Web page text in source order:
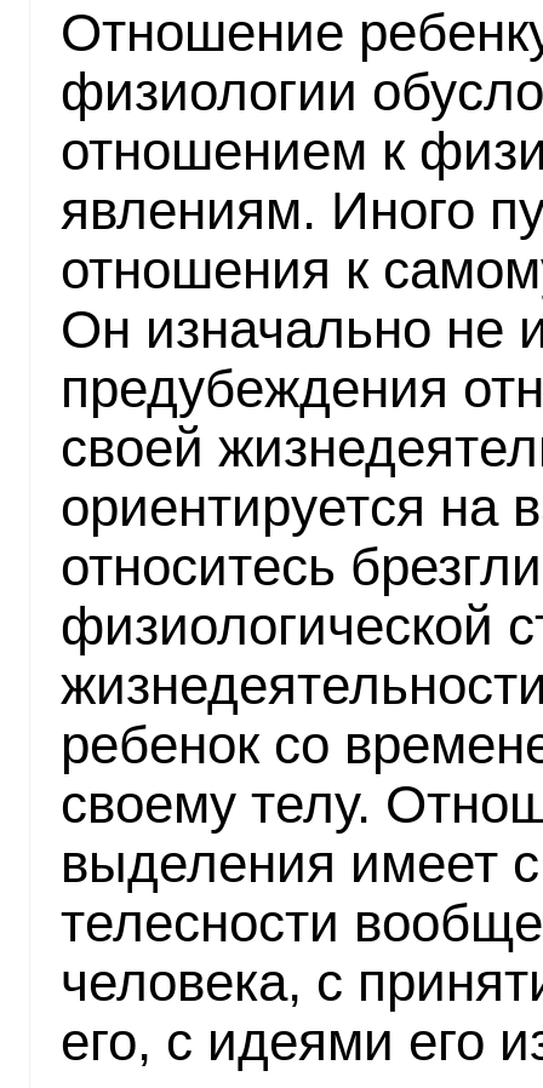
Отношение
физиологии
отношением к
явлениям. Иного
отношения к
Он изначально не
предубеждения
своей
ориентируется на
относитесь
физиологической
ребенок со
своему телу.
выделения имеет
телесности
человека, с
его, с идеями его